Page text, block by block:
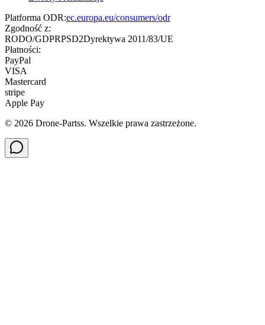
Platforma ODR:ec.europa.eu/consumers/odr
Zgodność z:
RODO/GDPRPSD2Dyrektywa 2011/83/UE
Płatności:
PayPal
VISA
Mastercard
stripe
Apple Pay
© 2026 Drone-Partss. Wszelkie prawa zastrzeżone.